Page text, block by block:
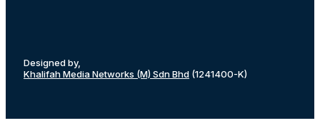
Designed by,
Khalifah Media Networks (M) Sdn Bhd (1241400-K)